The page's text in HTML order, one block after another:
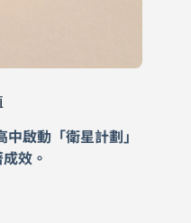
啟動「衛星計劃」
效。